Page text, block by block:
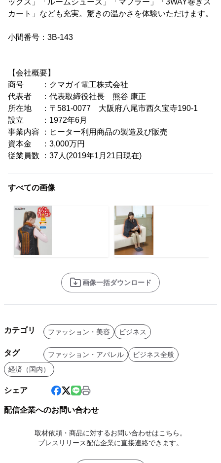
ックス」「ルームシューズ」「マフラー」「3WAY巻きス
カート」なども充実。驚きの温かさを体験いただけます。
小間番号：3B-143
【会社概要】
商号 ：クマガイ電工株式会社
代表者 ：代表取締役社長 熊谷 康正
所在地 ：〒581-0077 大阪府八尾市西久宝寺190-1
設立 ：1972年6月
事業内容 ：ヒーター利用商品の製造及び販売
資本金 ：3,000万円
従業員数 ：37人(2019年1月21日現在)
すべての画像
画像一括ダウンロード
カテゴリ ファッション・美容 ビジネス
タグ ファッション・アパレル
ビジネス全般
経済（国内）
シェア
配信企業へのお問い合わせ
取材依頼・商品に対するお問い合わせはこちら。
プレスリリース配信企業に直接連絡できます。